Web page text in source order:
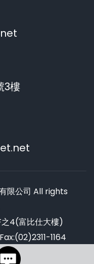
3樓
限公司 All rights
之4(富比仕大樓)
1164